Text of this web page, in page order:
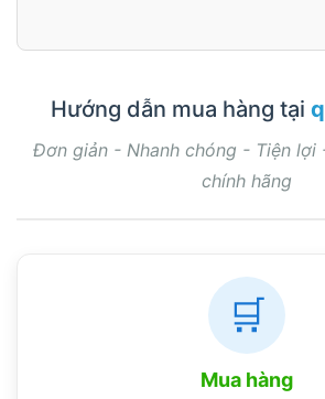
Hướng dẫn mua hàng tại
Đơn giản - Nhanh chóng - Tiện lợi
chính hãng
🛒
Mua hàng